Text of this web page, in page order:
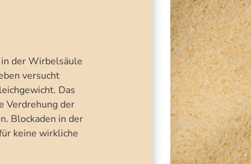
der Wirbelsäule
versucht
Das
Verdrehung der
Blockaden in der
keine wirkliche